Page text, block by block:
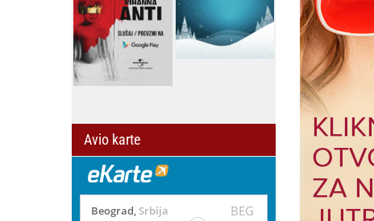
Avio karte
Beograd, Srbija BEG